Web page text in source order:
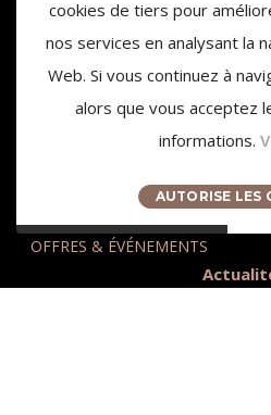
OFFRES & ÉVÉNEMENTS
cookies de tiers pour
nos services en analysant la
Web. Si vous continuez à
alors que vous acceptez
informations.
AUTORISE LES
3959 Route des
+33 (0)4 84